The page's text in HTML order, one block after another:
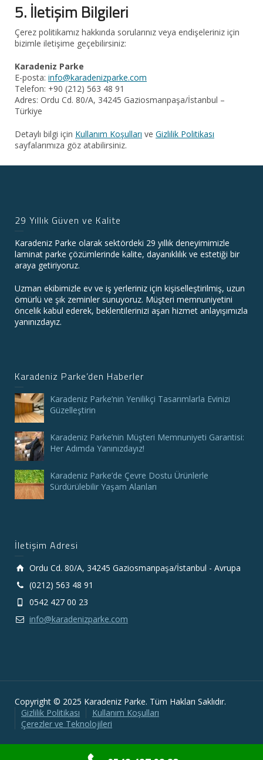
5. İletişim Bilgileri
Çerez politikamız hakkında sorularınız veya endişeleriniz için
bizimle iletişime geçebilirsiniz:
Karadeniz Parke
E-posta: info@karadenizparke.com
Telefon: +90 (212) 563 48 91
Adres: Ordu Cd. 80/A, 34245 Gaziosmanpaşa/İstanbul –
Türkiye
Detaylı bilgi için Kullanım Koşulları ve Gizlilik Politikası
sayfalarımıza göz atabilirsiniz.
29 Yıllık Güven ve Kalite
Karadeniz Parke olarak sektördeki 29 yıllık deneyimimizle
laminat parke çözümlerinde kalite, dayanıklılık ve estetiği bir
araya getiriyoruz.
Uzman ekibimizle ev ve iş yerleriniz için kişiselleştirilmiş, uzun
ömürlü ve şık zeminler sunuyoruz. Müşteri memnuniyetini
öncelik kabul ederek, beklentilerinizi aşan hizmet anlayışımızla
yanınızdayız.
Karadeniz Parke’den Haberler
Karadeniz Parke’nin Yenilikçi Tasarımlarla Evinizi
Güzelleştirin
Karadeniz Parke’nin Müşteri Memnuniyeti Garantisi:
Her Adımda Yanınızdayız!
Karadeniz Parke’de Çevre Dostu Ürünlerle
Sürdürülebilir Yaşam Alanları
İletişim Adresi
Ordu Cd. 80/A, 34245 Gaziosmanpaşa/İstanbul - Avrupa
(0212) 563 48 91
0542 427 00 23
info@karadenizparke.com
Copyright © 2025 Karadeniz Parke. Tüm Hakları Saklıdır.
Gizlilik Politikası
Kullanım Koşulları
Çerezler ve Teknolojileri